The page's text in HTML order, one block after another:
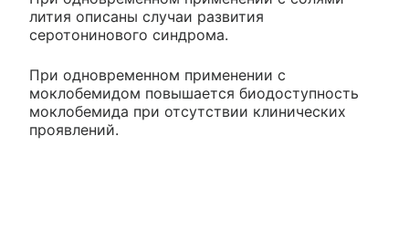
лития описаны случаи развития
серотонинового синдрома.
При одновременном применении с
моклобемидом повышается биодоступность
моклобемида при отсутствии клинических
проявлений.